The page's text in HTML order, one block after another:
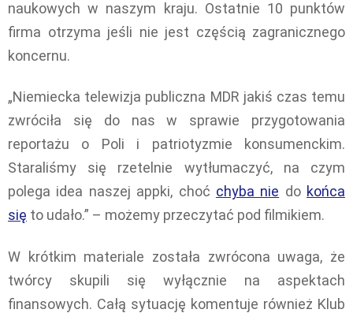
naukowych w naszym kraju. Ostatnie 10 punktów
firma otrzyma jeśli nie jest częścią zagranicznego
koncernu.
„Niemiecka telewizja publiczna MDR jakiś czas temu
zwróciła się do nas w sprawie przygotowania
reportażu o Poli i patriotyzmie konsumenckim.
Staraliśmy się rzetelnie wytłumaczyć, na czym
polega idea naszej appki, choć chyba nie do końca
się to udało.” – możemy przeczytać pod filmikiem.
W krótkim materiale została zwrócona uwaga, że
twórcy skupili się wyłącznie na aspektach
finansowych. Całą sytuację komentuje również Klub